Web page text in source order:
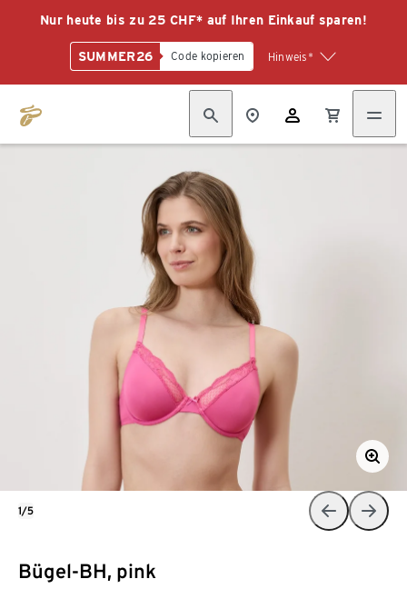
Nur heute bis zu 25 CHF* auf Ihren Einkauf sparen!
SUMMER26 Code kopieren Hinweis*
Bügel-BH, pink
1/5